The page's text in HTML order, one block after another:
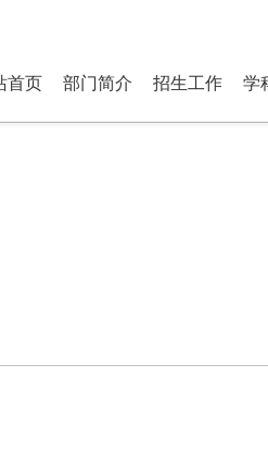
首页 部门简介 招生工作 学